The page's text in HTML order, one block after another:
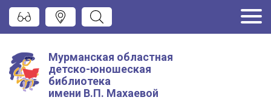
Мурманская областная
детско-юношеская
библиотека
имени В.П. Махаевой